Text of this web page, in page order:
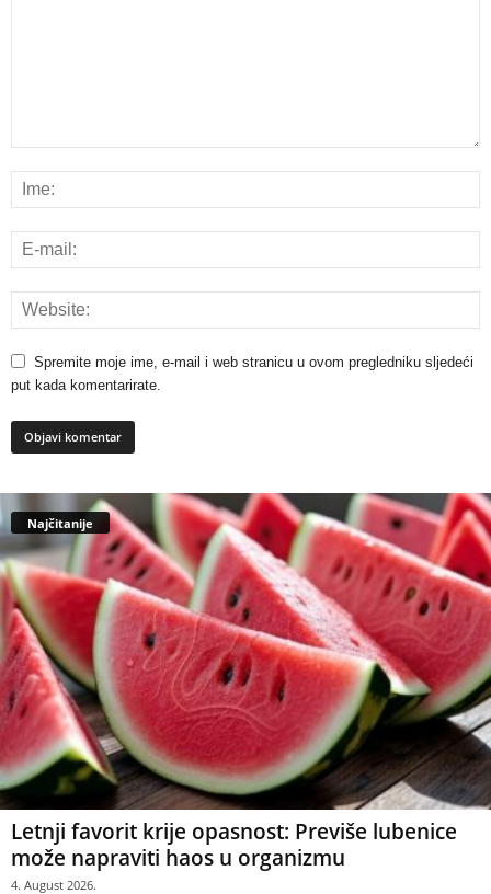
Spremite moje ime, e-mail i web stranicu u ovom pregledniku sljedeći
put kada komentarirate.
Najčitanije
Letnji favorit krije opasnost: Previše lubenice
može napraviti haos u organizmu
4. August 2026.